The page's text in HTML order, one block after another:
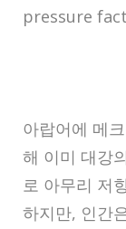
pressure
아랍어에 메
해 이미 대강
로 아무리 저
하지만, 인간